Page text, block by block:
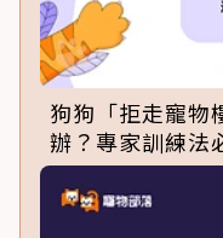
狗狗「拒走寵物
辦？專家訓練法